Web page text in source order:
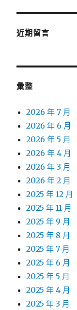
近期留言
彙整
2026 年 7 月
2026 年 6 月
2026 年 5 月
2026 年 4 月
2026 年 3 月
2026 年 2 月
2025 年 12 月
2025 年 11 月
2025 年 9 月
2025 年 8 月
2025 年 7 月
2025 年 6 月
2025 年 5 月
2025 年 4 月
2025 年 3 月